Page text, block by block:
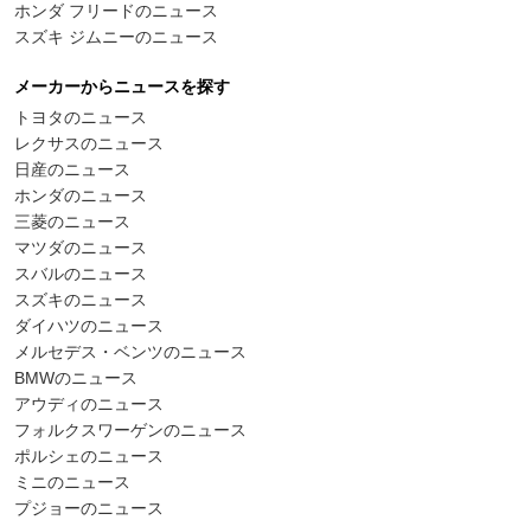
ホンダ フリードのニュース
スズキ ジムニーのニュース
メーカーからニュースを探す
トヨタのニュース
レクサスのニュース
日産のニュース
ホンダのニュース
三菱のニュース
マツダのニュース
スバルのニュース
スズキのニュース
ダイハツのニュース
メルセデス・ベンツのニュース
BMWのニュース
アウディのニュース
フォルクスワーゲンのニュース
ポルシェのニュース
ミニのニュース
プジョーのニュース